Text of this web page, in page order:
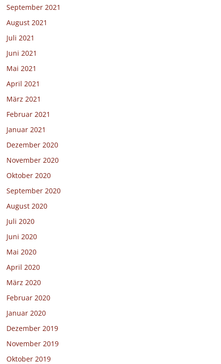
September 2021
August 2021
Juli 2021
Juni 2021
Mai 2021
April 2021
März 2021
Februar 2021
Januar 2021
Dezember 2020
November 2020
Oktober 2020
September 2020
August 2020
Juli 2020
Juni 2020
Mai 2020
April 2020
März 2020
Februar 2020
Januar 2020
Dezember 2019
November 2019
Oktober 2019